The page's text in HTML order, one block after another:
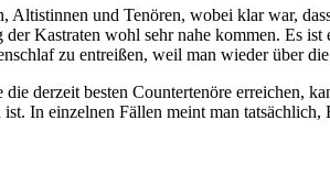
und Tenören, wobei klar war,
Kastraten wohl sehr nahe kommen. Es
zu entreißen, weil man wieder über
derzeit besten Countertenöre erreichen,
In einzelnen Fällen meint man tatsächlich,